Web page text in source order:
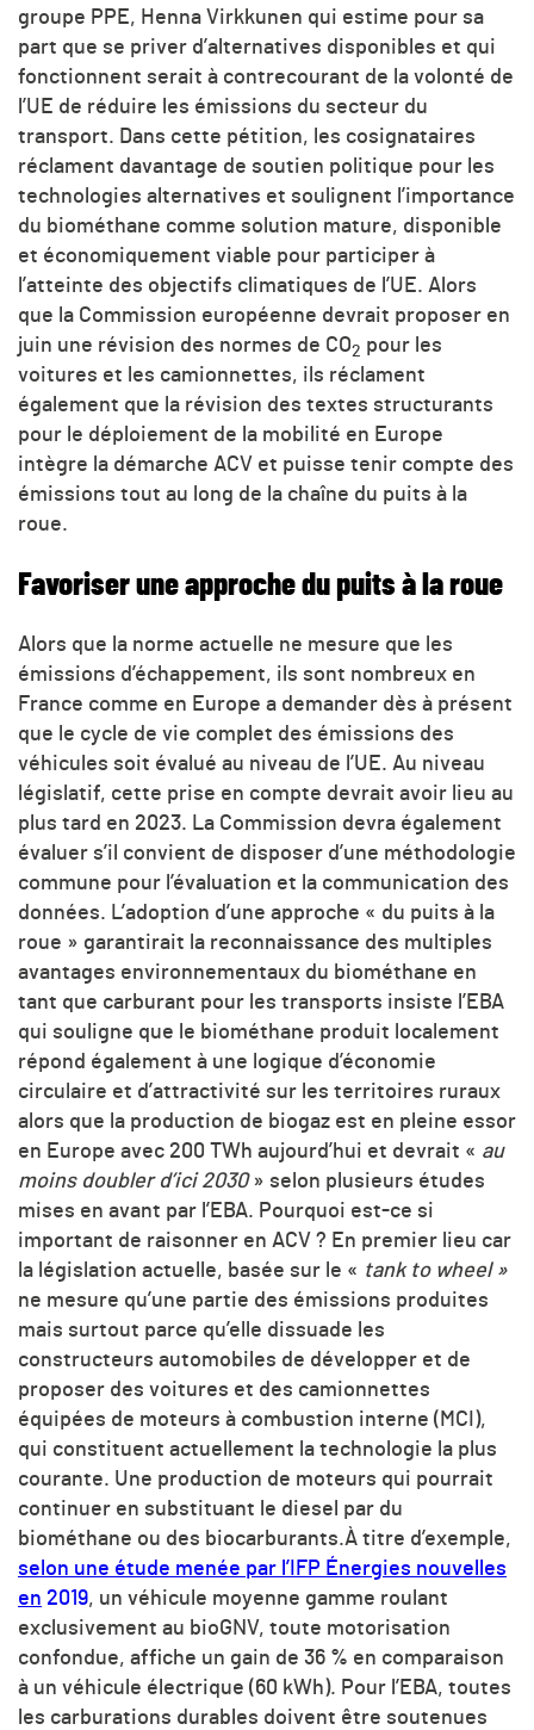
groupe PPE, Henna Virkkunen qui estime pour sa
part que se priver d’alternatives disponibles et qui
fonctionnent serait à contrecourant de la volonté de
l’UE de réduire les émissions du secteur du
transport. Dans cette pétition, les cosignataires
réclament davantage de soutien politique pour les
technologies alternatives et soulignent l’importance
du biométhane comme solution mature, disponible
et économiquement viable pour participer à
l’atteinte des objectifs climatiques de l’UE. Alors
que la Commission européenne devrait proposer en
juin une révision des normes de CO2 pour les
voitures et les camionnettes, ils réclament
également que la révision des textes structurants
pour le déploiement de la mobilité en Europe
intègre la démarche ACV et puisse tenir compte des
émissions tout au long de la chaîne du puits à la
roue.
Favoriser une approche du puits à la roue
Alors que la norme actuelle ne mesure que les
émissions d’échappement, ils sont nombreux en
France comme en Europe a demander dès à présent
que le cycle de vie complet des émissions des
véhicules soit évalué au niveau de l’UE. Au niveau
législatif, cette prise en compte devrait avoir lieu au
plus tard en 2023. La Commission devra également
évaluer s’il convient de disposer d’une méthodologie
commune pour l’évaluation et la communication des
données. L’adoption d’une approche « du puits à la
roue » garantirait la reconnaissance des multiples
avantages environnementaux du biométhane en
tant que carburant pour les transports insiste l’EBA
qui souligne que le biométhane produit localement
répond également à une logique d’économie
circulaire et d’attractivité sur les territoires ruraux
alors que la production de biogaz est en pleine essor
en Europe avec 200 TWh aujourd’hui et devrait « au
moins doubler d’ici 2030» selon plusieurs études
mises en avant par l’EBA. Pourquoi est-ce si
important de raisonner en ACV ? En premier lieu car
la législation actuelle, basée sur le « tank to wheel »
ne mesure qu’une partie des émissions produites
mais surtout parce qu’elle dissuade les
constructeurs automobiles de développer et de
proposer des voitures et des camionnettes
équipées de moteurs à combustion interne (MCI),
qui constituent actuellement la technologie la plus
courante. Une production de moteurs qui pourrait
continuer en substituant le diesel par du
biométhane ou des biocarburants.À titre d’exemple,
selon une étude menée par l’IFP Énergies nouvelles
en 2019, un véhicule moyenne gamme roulant
exclusivement au bioGNV, toute motorisation
confondue, affiche un gain de 36 % en comparaison
à un véhicule électrique (60 kWh). Pour l’EBA, toutes
les carburations durables doivent être soutenues